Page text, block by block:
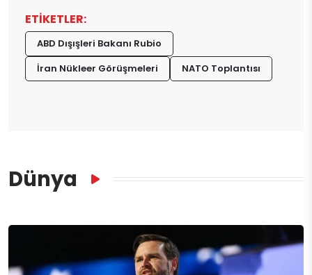
ETİKETLER:
ABD Dışışleri Bakanı Rubio
İran Nükleer Görüşmeleri
NATO Toplantısı
Dünya